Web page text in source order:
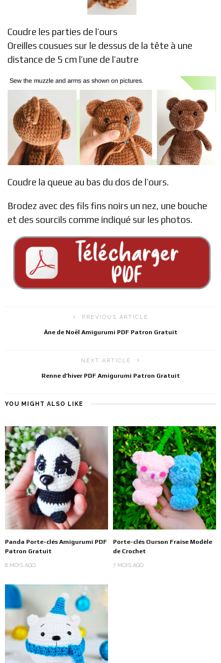
Coudre les parties de l’ours
Oreilles cousues sur le dessus de la tête à une
distance de 5 cm l’une de l’autre
Coudre la queue au bas du dos de l’ours.
Brodez avec des fils fins noirs un nez, une bouche
et des sourcils comme indiqué sur les photos.
PREVIOUS ARTICLE
Âne de Noël Amigurumi PDF Patron Gratuit
NEXT ARTICLE
Renne d’hiver PDF Amigurumi Patron Gratuit
YOU MIGHT ALSO LIKE
Panda Porte-clés Amigurumi PDF
Patron Gratuit
6 MOIS AGO
Porte-clés Ourson Fraise Modèle
de Crochet
7 MOIS AGO